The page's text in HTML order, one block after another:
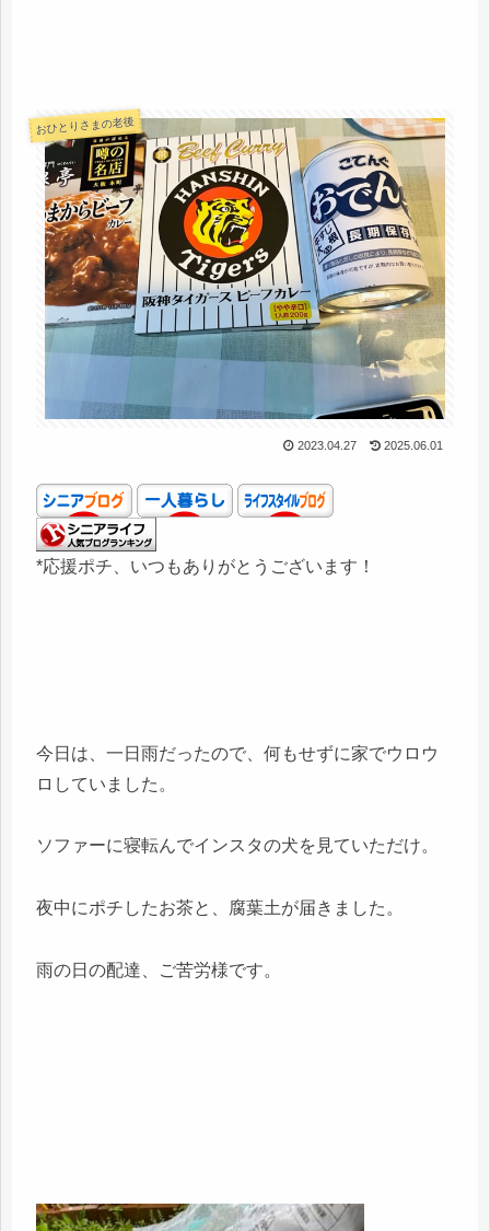
おひとりさまの老後
2023.04.27 2025.06.01
*応援ポチ、いつもありがとうございます！
今日は、一日雨だったので、何もせずに家でウロウ
ロしていました。
ソファーに寝転んでインスタの犬を見ていただけ。
夜中にポチしたお茶と、腐葉土が届きました。
雨の日の配達、ご苦労様です。